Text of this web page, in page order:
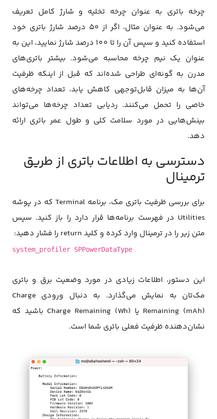
چرخه باتری به عنوان چرخه تخلیه و شارژ کامل تعریف
می‌شود. به عنوان مثال، اگر از ۵۰ درصد شارژ باتری خود
استفاده کنید و سپس آن را تا 100 درصد شارژ نمایید، این به
عنوان یک نیم چرخه محاسبه می‌شود. بیشتر باتری‌های
مدرن به گونه‌ای طراحی شده‌اند که قبل از اینکه ظرفیت
آن‌ها به میزان قابل‌توجهی کاهش یابد، تعداد چرخه‌های
خاصی را تحمل می‌کنند. ردیابی تعداد چرخه‌ها می‌تواند
بینش‌هایی در مورد سلامت کلی و طول عمر باتری ارائه
دهد.
دسترسی به اطلاعات باتری از طریق
ترمینال
برای بررسی ظرفیت باتری مک، برنامه Terminal که در پوشه
Utilities در فهرست برنامه‌ها قرار دارد را باز کنید. سپس
متن زیر را در ترمینال وارد کرده و کلید return را فشار دهید:
system_profiler SPPowerDataType
این دستور، اطلاعات زیادی در مورد وضعیت برق و باتری
مک‌تان به نمایش می‌گذارد. به دنبال ورودی Charge
Remaining (mAh) یا Charge Remaining (Wh) باشید که
نشان‌دهنده ظرفیت فعلی باتری شما است.